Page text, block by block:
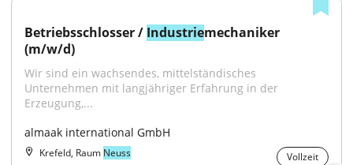
Betriebsschlosser / Industriemechaniker
(m/w/d)
Wir sind ein wachsendes, mittelständisches
Unternehmen mit langjähriger Erfahrung in der
Erzeugung,...
almaak international GmbH
Krefeld, Raum Neuss Vollzeit